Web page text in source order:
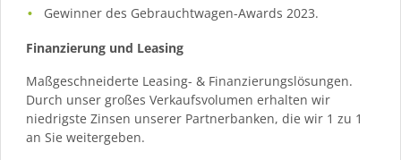
Gewinner des Gebrauchtwagen-Awards 2023.
Finanzierung und Leasing
Maßgeschneiderte Leasing- & Finanzierungslösungen.
Durch unser großes Verkaufsvolumen erhalten wir
niedrigste Zinsen unserer Partnerbanken, die wir 1 zu 1
an Sie weitergeben.